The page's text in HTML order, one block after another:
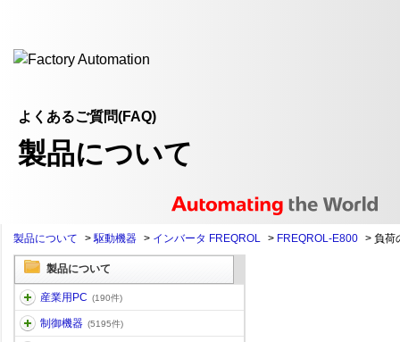
よくあるご質問(FAQ)
製品について
製品について >駆動機器 > インバータ FREQROL > FREQROL-E800 > 負荷
製品について
産業用PC (190件)
制御機器 (5195件)